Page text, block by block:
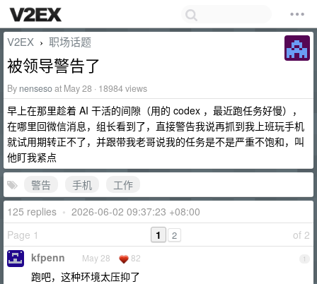
V2EX › 职场话题
被领导警告了
By nensesoat May 28 · 18984 views
早上在那里趁着 AI 干活的间隙（用的 codex ，最近跑任务好慢），
在哪里回微信消息，组长看到了，直接警告我说再抓到我上班玩手机
就试用期转正不了，并跟带我老哥说我的任务是不是严重不饱和，叫
他盯我紧点
警告
手机
工作
125 replies • 2026-06-02 09:37:23 +08:00
Page 1
of 2
1 2
1
kfpenn May 28 82
跑吧，这种环境太压抑了